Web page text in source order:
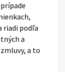
riadi podľa
a
a to